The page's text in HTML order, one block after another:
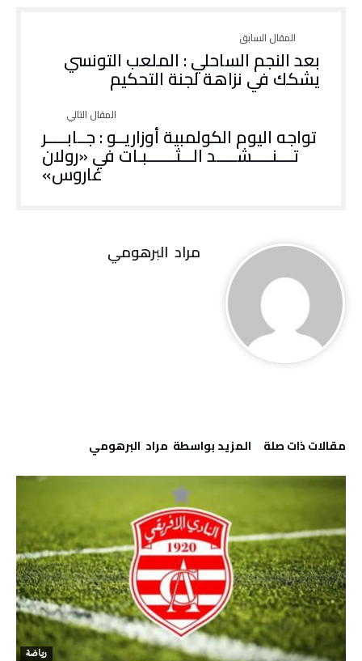
بعد النجم الساحلي : الملعب التونسي
يشكك في نزاهة لجنة التحكيم
تواجه اليوم الكولمبية أوزاريــو : جــابـــــر
تــــنـــــشـــــد الـــثـــــــبـات في «رولان
غاروس»
مراد‭ ‬ البرهومي
‫مقالات ذات صلة‬ ‫‫المزيد بواسطة‬ ‬ مراد‭ ‬ البرهومي
رياضة